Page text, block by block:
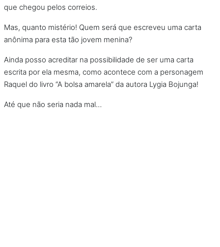
que chegou pelos correios.
Mas, quanto mistério! Quem será que escreveu uma carta
anônima para esta tão jovem menina?
Ainda posso acreditar na possibilidade de ser uma carta
escrita por ela mesma, como acontece com a personagem
Raquel do livro “A bolsa amarela” da autora Lygia Bojunga!
Até que não seria nada mal…